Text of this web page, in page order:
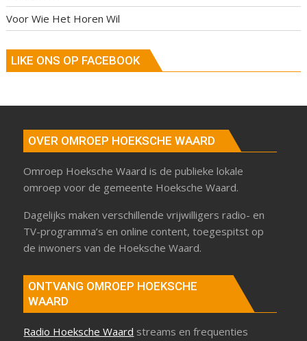
Voor Wie Het Horen Wil
LIKE ONS OP FACEBOOK
OVER OMROEP HOEKSCHE WAARD
Omroep Hoeksche Waard is de publieke lokale
omroep voor de gemeente Hoeksche Waard.
Dagelijks maken verschillende vrijwilligers radio- en
TV-programma’s en online content, toegespitst op
de inwoners van de Hoeksche Waard.
ONTVANG OMROEP HOEKSCHE
WAARD
Radio Hoeksche Waard streams en frequenties